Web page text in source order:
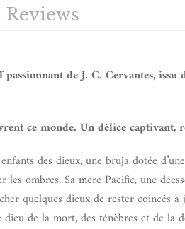
Reviews
de J. C. Cervantes,
ce monde. Un délice captivant,
des dieux, une bruja dotée
ombres. Sa mère Pacific, une
quelques dieux de rester coincés
de la mort, des ténèbres et de la